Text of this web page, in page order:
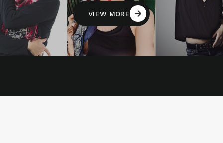
VIEW MORE